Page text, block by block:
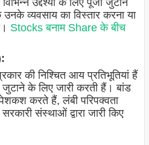
व्यवसाय का विस्तार करना या
Stocks बनाम Share के बीच
की निश्चित आय प्रतिभूतियां हैं
के लिए जारी करती हैं। बांड
करते हैं, लंबी परिपक्वता
संस्थाओं द्वारा जारी किए